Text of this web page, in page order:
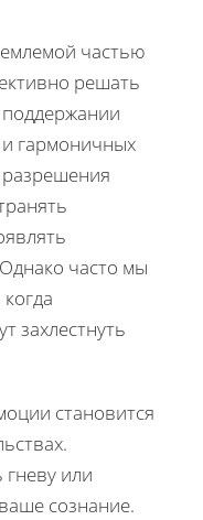
частью
решать
гармоничных
часто мы
захлестнуть
становится
или
сознание.